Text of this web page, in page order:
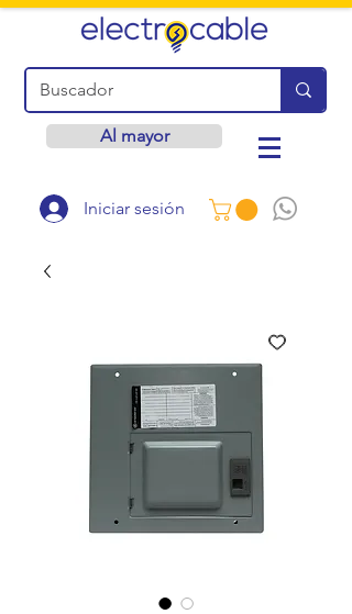
Al mayor
Iniciar sesión